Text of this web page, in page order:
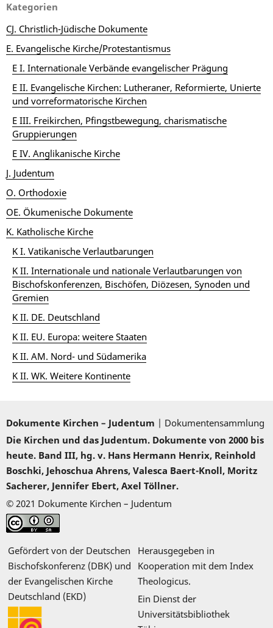
Kategorien
CJ. Christlich-Jüdische Dokumente
E. Evangelische Kirche/Protestantismus
E I. Internationale Verbände evangelischer Prägung
E II. Evangelische Kirchen: Lutheraner, Reformierte, Unierte
und vorreformatorische Kirchen
E III. Freikirchen, Pfingstbewegung, charismatische
Gruppierungen
E IV. Anglikanische Kirche
J. Judentum
O. Orthodoxie
OE. Ökumenische Dokumente
K. Katholische Kirche
K I. Vatikanische Verlautbarungen
K II. Internationale und nationale Verlautbarungen von
Bischofskonferenzen, Bischöfen, Diözesen, Synoden und
Gremien
K II. DE. Deutschland
K II. EU. Europa: weitere Staaten
K II. AM. Nord- und Südamerika
K II. WK. Weitere Kontinente
Dokumente Kirchen – Judentum | Dokumentensammlung
Die Kirchen und das Judentum. Dokumente von 2000 bis
heute. Band III, hg. v. Hans Hermann Henrix, Reinhold
Boschki, Jehoschua Ahrens, Valesca Baert-Knoll, Moritz
Sacherer, Jennifer Ebert, Axel Töllner.
© 2021 Dokumente Kirchen – Judentum
Gefördert von der Deutschen
Bischofskonferenz (DBK) und
der Evangelischen Kirche
Deutschland (EKD)
Herausgegeben in
Kooperation mit dem Index
Theologicus.
Ein Dienst der
Universitätsbibliothek